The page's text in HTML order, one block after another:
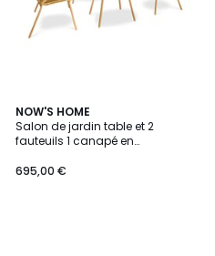
NOW'S HOME
Salon de jardin table et 2
fauteuils 1 canapé en
CALYPSO
695,00 €